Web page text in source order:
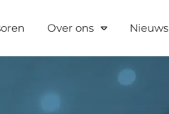
Over ons Nieuws